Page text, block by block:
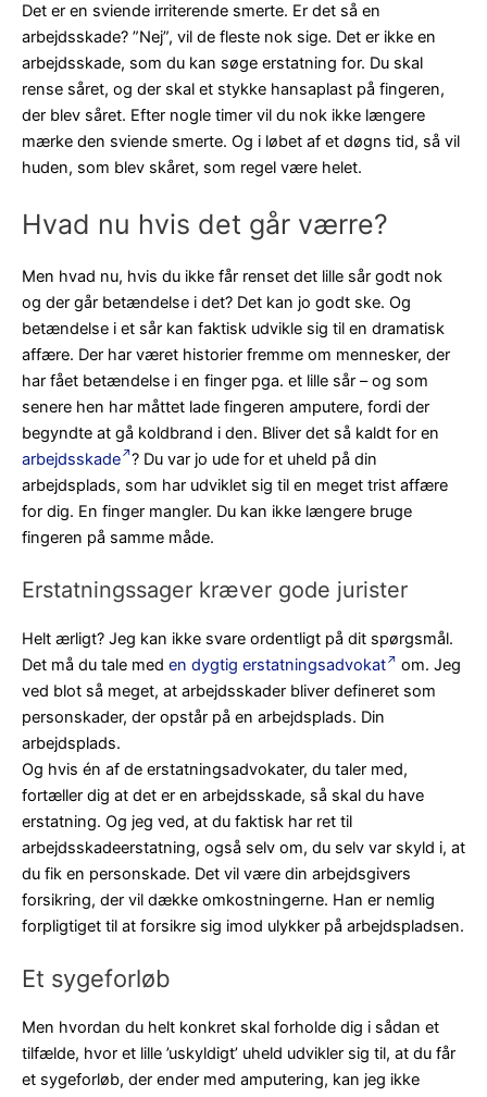
Det er en sviende irriterende smerte. Er det så en
arbejdsskade? ”Nej”, vil de fleste nok sige. Det er ikke en
arbejdsskade, som du kan søge erstatning for. Du skal
rense såret, og der skal et stykke hansaplast på fingeren,
der blev såret. Efter nogle timer vil du nok ikke længere
mærke den sviende smerte. Og i løbet af et døgns tid, så vil
huden, som blev skåret, som regel være helet.
Hvad nu hvis det går værre?
Men hvad nu, hvis du ikke får renset det lille sår godt nok
og der går betændelse i det? Det kan jo godt ske. Og
betændelse i et sår kan faktisk udvikle sig til en dramatisk
affære. Der har været historier fremme om mennesker, der
har fået betændelse i en finger pga. et lille sår – og som
senere hen har måttet lade fingeren amputere, fordi der
begyndte at gå koldbrand i den. Bliver det så kaldt for en
arbejdsskade ? Du var jo ude for et uheld på din
arbejdsplads, som har udviklet sig til en meget trist affære
for dig. En finger mangler. Du kan ikke længere bruge
fingeren på samme måde.
Erstatningssager kræver gode jurister
Helt ærligt? Jeg kan ikke svare ordentligt på dit spørgsmål.
Det må du tale med en dygtig erstatningsadvokat
om. Jeg
ved blot så meget, at arbejdsskader bliver defineret som
personskader, der opstår på en arbejdsplads. Din
arbejdsplads.
Og hvis én af de erstatningsadvokater, du taler med,
fortæller dig at det er en arbejdsskade, så skal du have
erstatning. Og jeg ved, at du faktisk har ret til
arbejdsskadeerstatning, også selv om, du selv var skyld i, at
du fik en personskade. Det vil være din arbejdsgivers
forsikring, der vil dække omkostningerne. Han er nemlig
forpligtiget til at forsikre sig imod ulykker på arbejdspladsen.
Et sygeforløb
Men hvordan du helt konkret skal forholde dig i sådan et
tilfælde, hvor et lille ’uskyldigt’ uheld udvikler sig til, at du får
et sygeforløb, der ender med amputering, kan jeg ikke